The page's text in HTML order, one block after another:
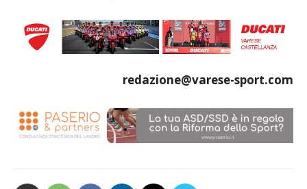
redazione@varese-sport.com